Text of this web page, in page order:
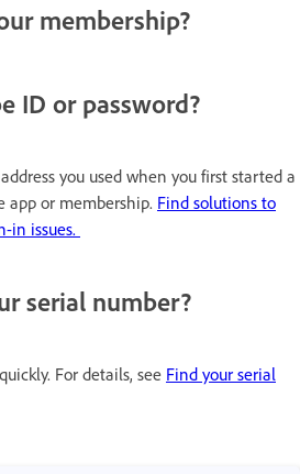
membership?
ID or password?
you used when you first started a
app or membership. Find solutions to
in issues.
serial number?
For details, see Find your serial